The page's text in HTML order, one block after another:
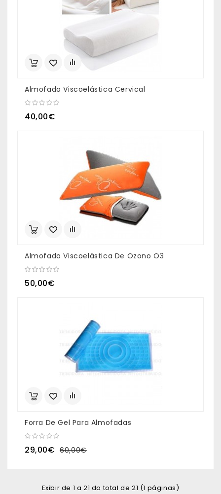
Almofada Viscoelástica Cervical
40,00€
Almofada Viscoelástica De Ozono O3
50,00€
Forra De Gel Para Almofadas
29,00€ 60,00€
Exibir de 1 a 21 do total de 21 (1 páginas)